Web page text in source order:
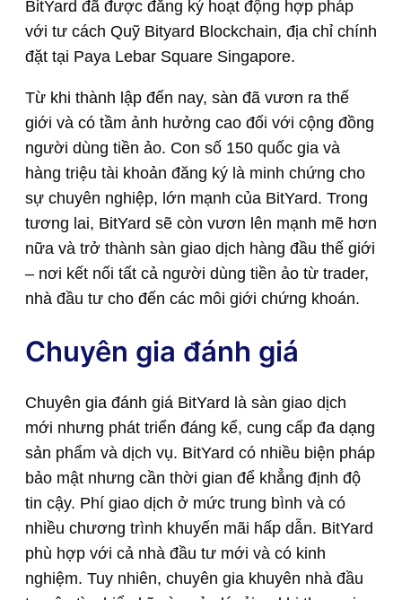
BitYard đã được đăng ký hoạt động hợp pháp
với tư cách Quỹ Bityard Blockchain, địa chỉ chính
đặt tại Paya Lebar Square Singapore.
Từ khi thành lập đến nay, sàn đã vươn ra thế
giới và có tầm ảnh hưởng cao đối với cộng đồng
người dùng tiền ảo. Con số 150 quốc gia và
hàng triệu tài khoản đăng ký là minh chứng cho
sự chuyên nghiệp, lớn mạnh của BitYard. Trong
tương lai, BitYard sẽ còn vươn lên mạnh mẽ hơn
nữa và trở thành sàn giao dịch hàng đầu thế giới
– nơi kết nối tất cả người dùng tiền ảo từ trader,
nhà đầu tư cho đến các môi giới chứng khoán.
Chuyên gia đánh giá
Chuyên gia đánh giá BitYard là sàn giao dịch
mới nhưng phát triển đáng kể, cung cấp đa dạng
sản phẩm và dịch vụ. BitYard có nhiều biện pháp
bảo mật nhưng cần thời gian để khẳng định độ
tin cậy. Phí giao dịch ở mức trung bình và có
nhiều chương trình khuyến mãi hấp dẫn. BitYard
phù hợp với cả nhà đầu tư mới và có kinh
nghiệm. Tuy nhiên, chuyên gia khuyên nhà đầu